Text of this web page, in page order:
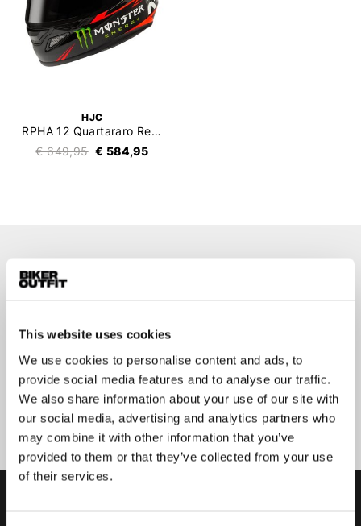
This website uses cookies
We use cookies to personalise content and ads, to
provide social media features and to analyse our traffic.
We also share information about your use of our site with
our social media, advertising and analytics partners who
may combine it with other information that you’ve
provided to them or that they’ve collected from your use
of their services.
HJC
RPHA 12 Quartararo Replica
€ 649,95 € 584,95
Geen zorgen, wij zullen je niet spammen
Aanmelden